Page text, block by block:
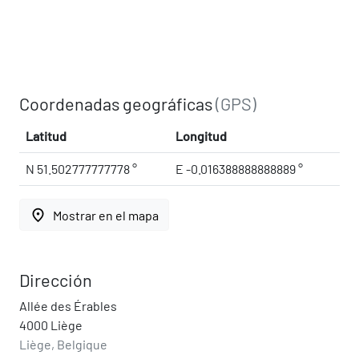
Coordenadas geográficas(GPS)
Latitud Longitud
N 51.502777777778 ° E -0.016388888888889 °
place Mostrar en el mapa
Dirección
Allée des Érables
4000 Liège
Liège, Belgique